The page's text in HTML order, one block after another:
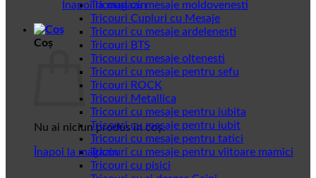
Înapoi la magazin
Coș
Nu ai niciun produs în coș.
Înapoi la magazin
Tricouri cu mesaje moldovenesti
Tricouri Cupluri cu Mesaje
Tricouri cu mesaje ardelenesti
Tricouri BTS
Tricouri cu mesaje oltenesti
Tricouri cu mesaje pentru sefu
Tricouri ROCK
Tricouri Metallica
Tricouri cu mesaje pentru iubita
Tricouri cu mesaje pentru iubit
Tricouri cu mesaje pentru tatici
Tricouri cu mesaje pentru viitoare mamici
Tricouri cu pisici